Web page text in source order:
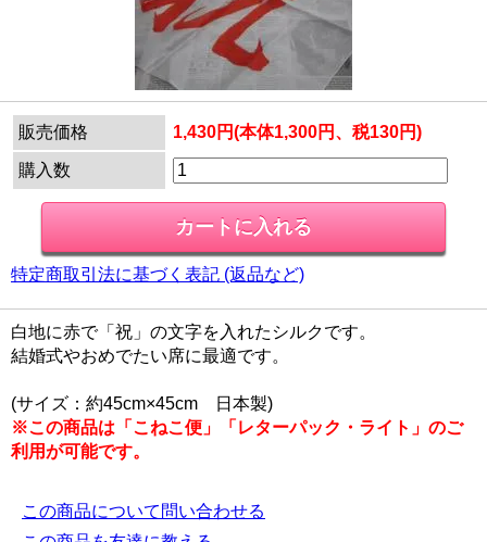
販売価格 1,430円(本体1,300円、税130円)
購入数
特定商取引法に基づく表記 (返品など)
白地に赤で「祝」の文字を入れたシルクです。
結婚式やおめでたい席に最適です。
(サイズ：約45cm×45cm 日本製)
※この商品は「こねこ便」「レターパック・ライト」のご
利用が可能です。
この商品について問い合わせる